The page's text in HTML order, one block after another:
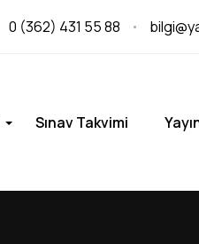
0 (362) 431 55 88
Sınav Takvimi